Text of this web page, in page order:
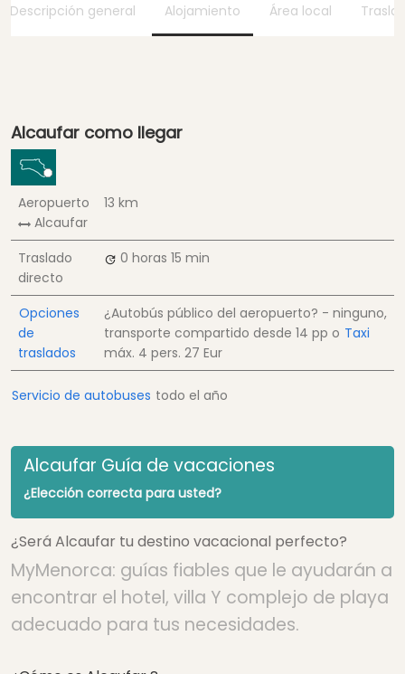
Descripción general Alojamiento Área local
Alcaufar como llegar
Aeropuerto
Alcaufar
13 km
Traslado
directo
0 horas 15 min
Opciones
de
traslados
¿Autobús público del aeropuerto? - ninguno,
transporte compartido desde 14 pp o Taxi
máx. 4 pers. 27 Eur
Servicio de autobuses todo el año
Alcaufar Guía de vacaciones
¿Elección correcta para usted?
¿Será Alcaufar tu destino vacacional perfecto?
MyMenorca: guías fiables que le ayudarán a
encontrar el hotel, villa Y complejo de playa
adecuado para tus necesidades.